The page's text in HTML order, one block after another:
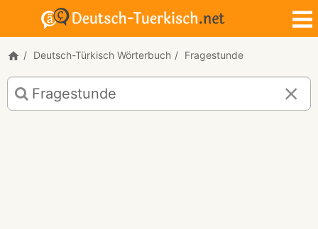
Deutsch-Türkisch Wörterbuch Fragestunde
Deutsch-
Türkisch
Übersetzung